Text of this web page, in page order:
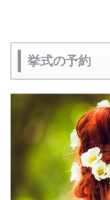
挙式の予約